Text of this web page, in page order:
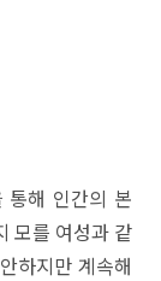
통해 인간의 본
모를 여성과 같
하지만 계속해